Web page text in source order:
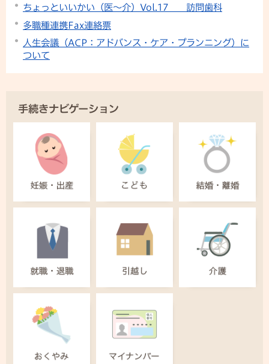
ちょっといいかい（医～介）Vol.17 訪問歯科
多職種連携Fax連絡票
人生会議（ACP：アドバンス・ケア・プランニング）に
ついて
手続きナビゲーション